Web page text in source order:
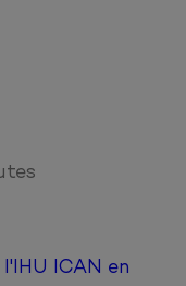
ICAN en